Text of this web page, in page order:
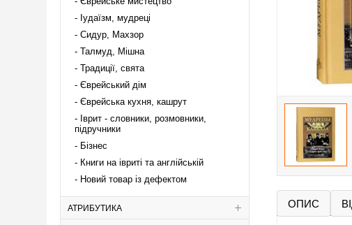
Іудаїзм, мудреці
Сидур, Махзор
Талмуд, Мішна
Традиції, свята
Єврейський дім
Єврейська кухня, кашрут
Іврит - словники, розмовники,
підручники
Бізнес
Книги на івриті та англійській
Новий товар із дефектом
АТРИБУТИКА ОПИС